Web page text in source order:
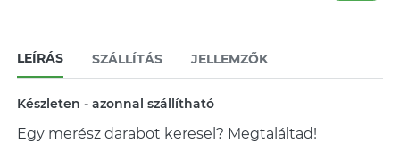
LEÍRÁS SZÁLLÍTÁS JELLEMZŐK
Készleten - azonnal szállítható
Egy merész darabot keresel? Megtaláltad!